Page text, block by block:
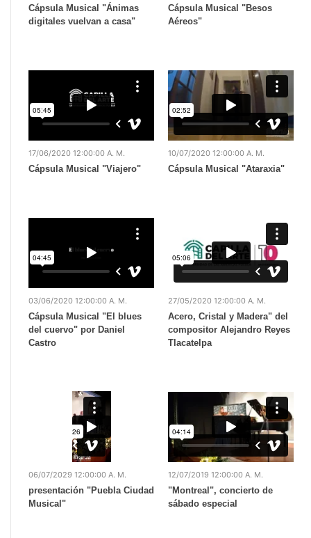
Cápsula Musical "Ánimas
digitales vuelvan a casa"
Cápsula Musical "Besos
Aéreos"
17/06/2020 12:00:00 A. M.
Cápsula Musical "Viajero"
10/07/2020 12:00:00 A. M.
Cápsula Musical "Ataraxia"
03/06/2020 12:00:00 A. M.
Cápsula Musical "El blues
del cuervo" por Daniel
Castro
27/05/2020 12:00:00 A. M.
Acero, Cristal y Madera" del
compositor Alejandro Reyes
Tlacatelpa
06/07/2029 12:00:00 A. M.
presentación "Puebla Ciudad
Musical"
12/07/2019 12:00:00 A. M.
"Montreal", concierto de
sábado especial